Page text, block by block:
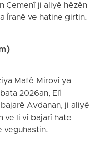
Çemenî ji aliyê hêzên
Îranê ve hatine girtin.
Mafê Mirovî ya
2026an, Elî
Avdanan, ji aliyê
ve li vî bajarî hate
veguhastin.